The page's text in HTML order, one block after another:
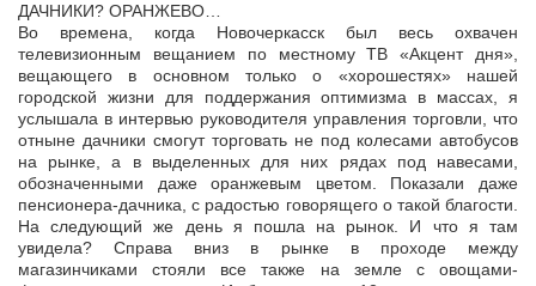
ДАЧНИКИ? ОРАНЖЕВО…
Во времена, когда Новочеркасск был весь охвачен
телевизионным вещанием по местному ТВ «Акцент дня»,
вещающего в основном только о «хорошестях» нашей
городской жизни для поддержания оптимизма в массах, я
услышала в интервью руководителя управления торговли, что
отныне дачники смогут торговать не под колесами автобусов
на рынке, а в выделенных для них рядах под навесами,
обозначенными даже оранжевым цветом. Показали даже
пенсионера-дачника, с радостью говорящего о такой благости.
На следующий же день я пошла на рынок. И что я там
увидела? Справа вниз в рынке в проходе между
магазинчиками стояли все также на земле с овощами-